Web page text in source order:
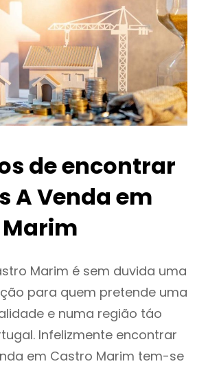
de encontrar
A Venda em
Marim é sem duvida uma
para quem pretende uma
e numa região táo
Infelizmente encontrar
em Castro Marim tem-se